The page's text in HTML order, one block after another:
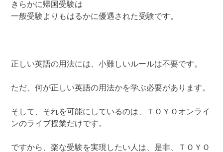
きらかに帰国受験は
一般受験よりもはるかに優遇された受験です。
正しい英語の用法には、小難しいルールは不要です。
ただ、何が正しい英語の用法かを学ぶ必要があります。
そして、それを可能にしているのは、ＴＯＹＯオンライ
ンのライブ授業だけです。
ですから、楽な受験を実現したい人は、是非、ＴＯＹＯ